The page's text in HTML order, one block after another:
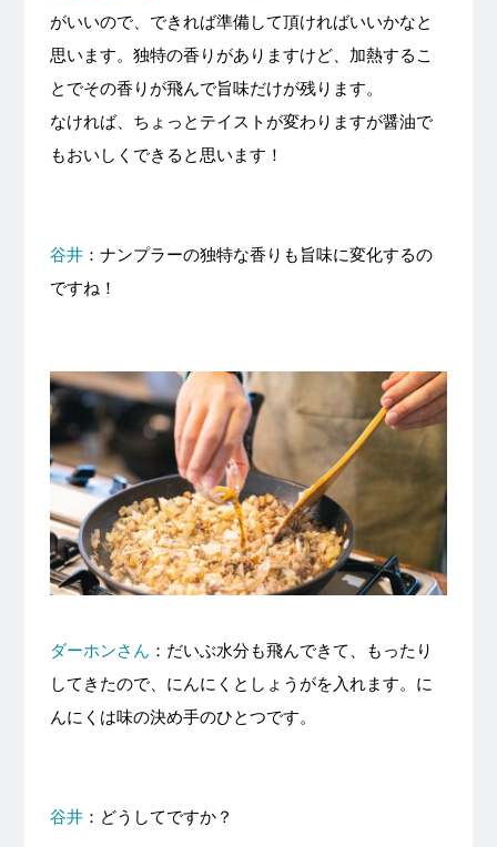
がいいので、できれば準備して頂ければいいかなと
思います。独特の香りがありますけど、加熱するこ
とでその香りが飛んで旨味だけが残ります。
なければ、ちょっとテイストが変わりますが醤油で
もおいしくできると思います！
谷井：ナンプラーの独特な香りも旨味に変化するの
ですね！
ダーホンさん ：だいぶ水分も飛んできて、もったり
してきたので、にんにくとしょうがを入れます。に
んにくは味の決め手のひとつです。
谷井：どうしてですか？